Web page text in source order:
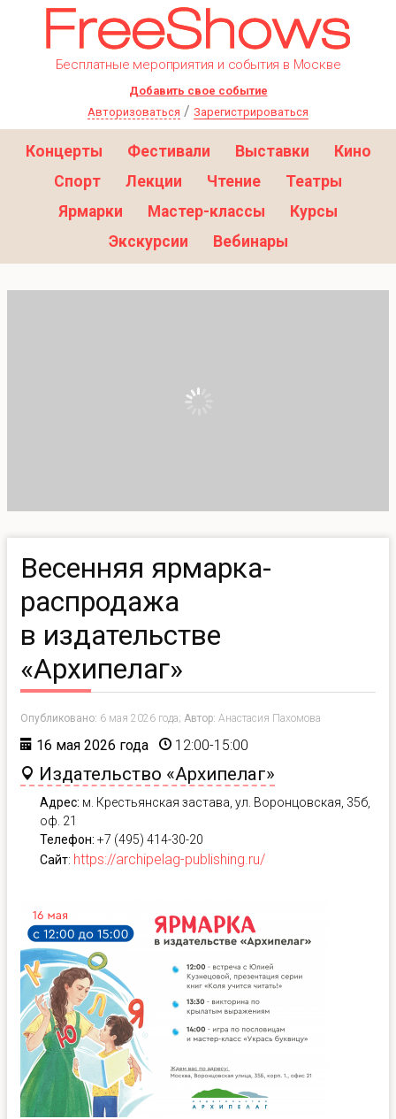
Бесплатные мероприятия и события в Москве
Добавить свое событие
Авторизоваться / Зарегистрироваться
Концерты Фестивали Выставки
Кино
Спорт
Лекции Чтение
Театры
Ярмарки
Мастер-классы
Курсы
Экскурсии
Вебинары
Весенняя ярмарка-
распродажа
в издательстве
«Архипелаг»
Опубликовано: 6 мая 2026 года; Автор: Анастасия Пахомова
16 мая 2026 года 12:00-15:00
Издательство «Архипелаг»
Адрес: м. Крестьянская застава, ул. Воронцовская, 35б,
оф. 21
Телефон: +7 (495) 414-30-20
Сайт: https://archipelag-publishing.ru/